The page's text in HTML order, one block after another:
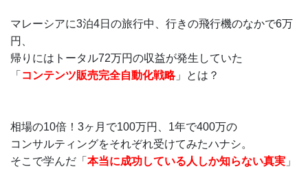
マレーシアに3泊4日の旅行中、行きの飛行機のなかで6万
円、
帰りにはトータル72万円の収益が発生していた
「 コンテンツ販売完全自動化戦略」とは？
相場の10倍！3ヶ月で100万円、1年で400万の
コンサルティングをそれぞれ受けてみたハナシ。
そこで学んだ「 本当に成功している人しか知らない真実 」